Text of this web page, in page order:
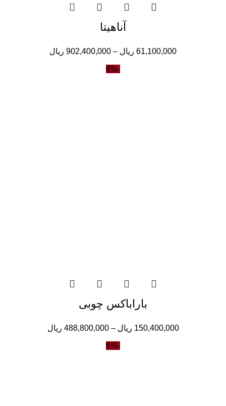
آناهیتا
61,100,000 ریال –
902,400,000 ریال
-6%
باراباکس چوبی
150,400,000 ریال –
488,800,000 ریال
-6%